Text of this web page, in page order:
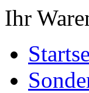
Ihr